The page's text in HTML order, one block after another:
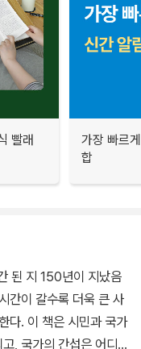
빨래
가장 빠르
합
된 지 150년이 지났음
간이 갈수록 더욱 큰 사
다. 이 책은 시민과 국가
, 국가의 간섭은 어디까